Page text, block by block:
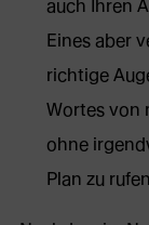
auch Ihren
Eines aber
richtige
Wortes von
ohne
Plan zu